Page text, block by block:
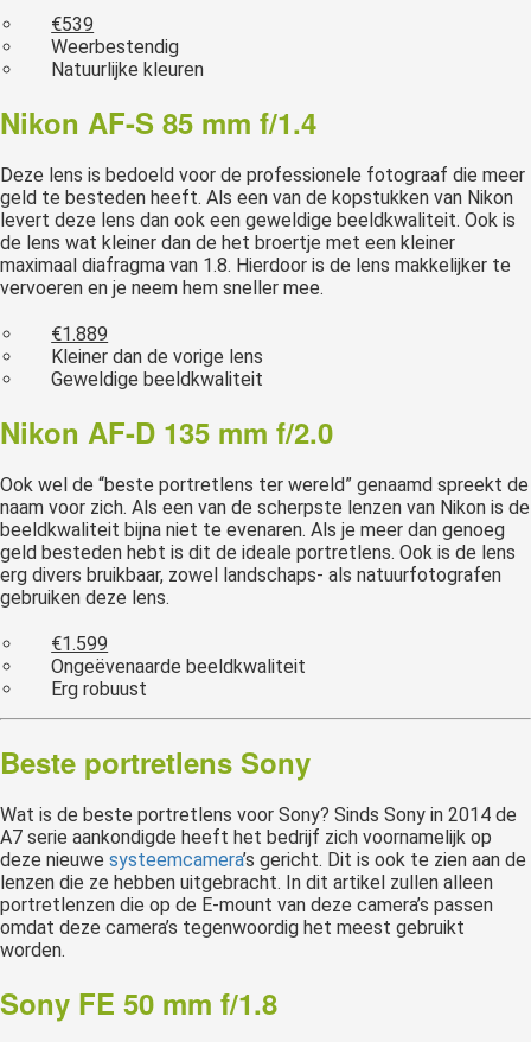
€539
Weerbestendig
Natuurlijke kleuren
Nikon AF-S 85 mm f/1.4
Deze lens is bedoeld voor de professionele fotograaf die meer
geld te besteden heeft. Als een van de kopstukken van Nikon
levert deze lens dan ook een geweldige beeldkwaliteit. Ook is
de lens wat kleiner dan de het broertje met een kleiner
maximaal diafragma van 1.8. Hierdoor is de lens makkelijker te
vervoeren en je neem hem sneller mee.
€1.889
Kleiner dan de vorige lens
Geweldige beeldkwaliteit
Nikon AF-D 135 mm f/2.0
Ook wel de “beste portretlens ter wereld” genaamd spreekt de
naam voor zich. Als een van de scherpste lenzen van Nikon is de
beeldkwaliteit bijna niet te evenaren. Als je meer dan genoeg
geld besteden hebt is dit de ideale portretlens. Ook is de lens
erg divers bruikbaar, zowel landschaps- als natuurfotografen
gebruiken deze lens.
€1.599
Ongeëvenaarde beeldkwaliteit
Erg robuust
Beste portretlens Sony
Wat is de beste portretlens voor Sony? Sinds Sony in 2014 de
A7 serie aankondigde heeft het bedrijf zich voornamelijk op
deze nieuwe systeemcamera’s gericht. Dit is ook te zien aan de
lenzen die ze hebben uitgebracht. In dit artikel zullen alleen
portretlenzen die op de E-mount van deze camera’s passen
omdat deze camera’s tegenwoordig het meest gebruikt
worden.
Sony FE 50 mm f/1.8